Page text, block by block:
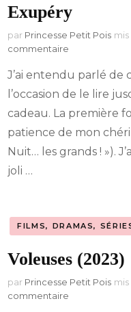
Exupéry
par Princesse Petit Pois
commentaire
Petit
Prince
d’Antoine
de
Saint-
Exupéry
J’ai entendu parlé de
l’occasion de le lire
cadeau. La première
patience de mon
Nuit… les grands ! »).
joli …
FILMS, DRAMAS,
Voleuses (2023)
par Princesse Petit Pois
commentaire